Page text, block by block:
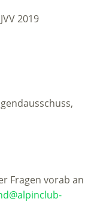
2019
Fragen vorab an